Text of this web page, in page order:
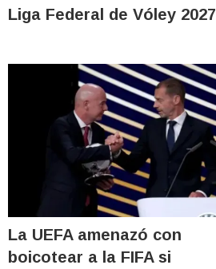
Liga Federal de Vóley 2027
La UEFA amenazó con
boicotear a la FIFA si